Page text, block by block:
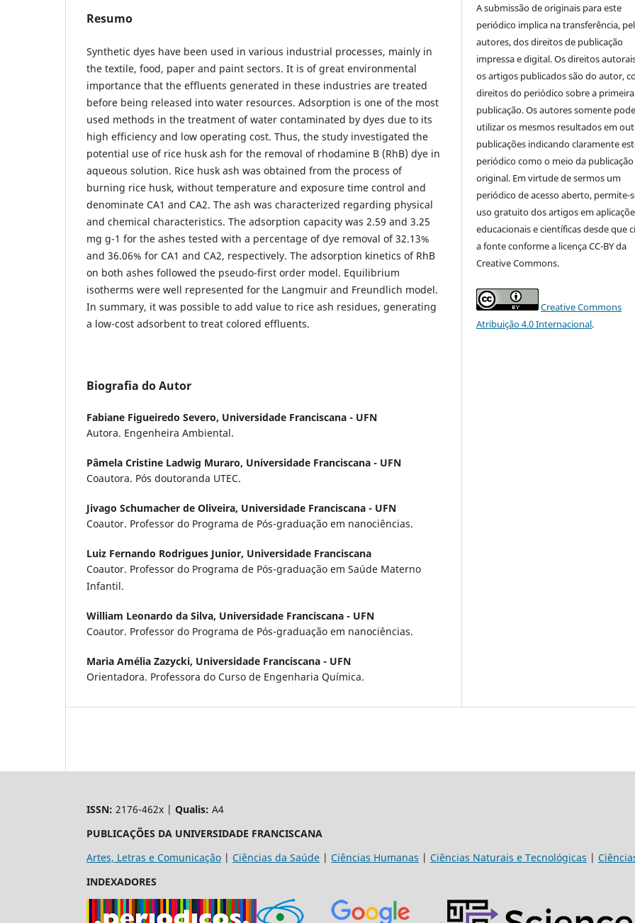
Resumo
Synthetic dyes have been used in various industrial processes, mainly in
the textile, food, paper and paint sectors. It is of great environmental
importance that the effluents generated in these industries are treated
before being released into water resources. Adsorption is one of the most
used methods in the treatment of water contaminated by dyes due to its
high efficiency and low operating cost. Thus, the study investigated the
potential use of rice husk ash for the removal of rhodamine B (RhB) dye in
aqueous solution. Rice husk ash was obtained from the process of
burning rice husk, without temperature and exposure time control and
denominate CA1 and CA2. The ash was characterized regarding physical
and chemical characteristics. The adsorption capacity was 2.59 and 3.25
mg g-1 for the ashes tested with a percentage of dye removal of 32.13%
and 36.06% for CA1 and CA2, respectively. The adsorption kinetics of RhB
on both ashes followed the pseudo-first order model. Equilibrium
isotherms were well represented for the Langmuir and Freundlich model.
In summary, it was possible to add value to rice ash residues, generating
a low-cost adsorbent to treat colored effluents.
Biografia do Autor
Fabiane Figueiredo Severo, Universidade Franciscana - UFN
Autora. Engenheira Ambiental.
Pâmela Cristine Ladwig Muraro, Universidade Franciscana - UFN
Coautora. Pós doutoranda UTEC.
Jivago Schumacher de Oliveira, Universidade Franciscana - UFN
Coautor. Professor do Programa de Pós-graduação em nanociências.
Luiz Fernando Rodrigues Junior, Universidade Franciscana
Coautor. Professor do Programa de Pós-graduação em Saúde Materno
Infantil.
William Leonardo da Silva, Universidade Franciscana - UFN
Coautor. Professor do Programa de Pós-graduação em nanociências.
Maria Amélia Zazycki, Universidade Franciscana - UFN
Orientadora. Professora do Curso de Engenharia Química.
A submissão de originais para este
periódico implica na transferência,
autores, dos direitos de publicação
impressa e digital. Os direitos
os artigos publicados são do autor,
direitos do periódico sobre a primeira
publicação. Os autores somente
utilizar os mesmos resultados em
publicações indicando claramente
periódico como o meio da publicação
original. Em virtude de sermos um
periódico de acesso aberto, permite-
uso gratuito dos artigos em
educacionais e científicas desde que
a fonte conforme a licença CC-BY da
Creative Commons.
Creative Commons
Atribuição 4.0 Internacional.
ISSN: 2176-462x | Qualis: A4
PUBLICAÇÕES DA UNIVERSIDADE FRANCISCANA
Artes, Letras e Comunicação | Ciências da Saúde | Ciências Humanas | Ciências Naturais e Tecnológicas |
INDEXADORES